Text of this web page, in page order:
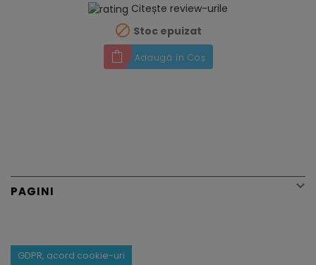
Citește review-urile
 Stoc epuizat
Adaugă în Coș
PAGINI 
GDPR, acord cookie-uri